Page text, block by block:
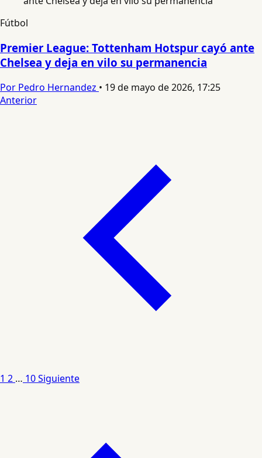
Fútbol
Premier League: Tottenham Hotspur cayó ante
Chelsea y deja en vilo su permanencia
Por Pedro Hernandez • 19 de mayo de 2026, 17:25
Anterior
1 2 … 10Siguiente